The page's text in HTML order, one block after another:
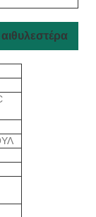
αιθυλεστέρα